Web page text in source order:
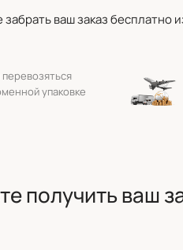
ваш заказ бесплатно
упаковке
получить ваш